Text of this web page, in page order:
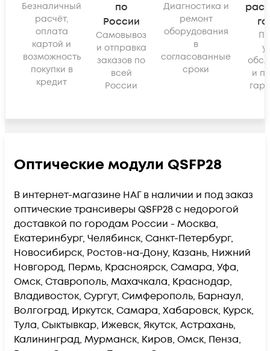
Безналичный
расчёт,
оплата
картой и
возможность
покупки в
кредит
по
России
Самовывоз
и отправка
заказов по
всей
России
Диагностика и
ремонт
оборудования
в
согласованные
сроки
и
Оптические модули QSFP28
В интернет-магазине НАГ в наличии и под заказ
оптические трансиверы QSFP28 с недорогой
доставкой по городам России - Москва,
Екатеринбург, Челябинск, Санкт-Петербург,
Новосибирск, Ростов-на-Дону, Казань, Нижний
Новгород, Пермь, Красноярск, Самара, Уфа,
Омск, Ставрополь, Махачкала, Краснодар,
Владивосток, Сургут, Симферополь, Барнаул,
Волгоград, Иркутск, Самара, Хабаровск, Курск,
Тула, Сыктывкар, Ижевск, Якутск, Астрахань,
Калининград, Мурманск, Киров, Омск, Пенза,